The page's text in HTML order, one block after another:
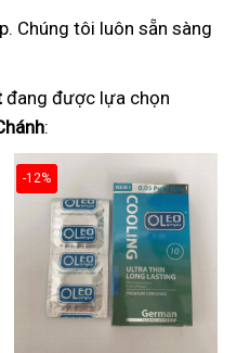
Chúng tôi luôn sẵn sàng
đang được lựa chọn
:
-12%